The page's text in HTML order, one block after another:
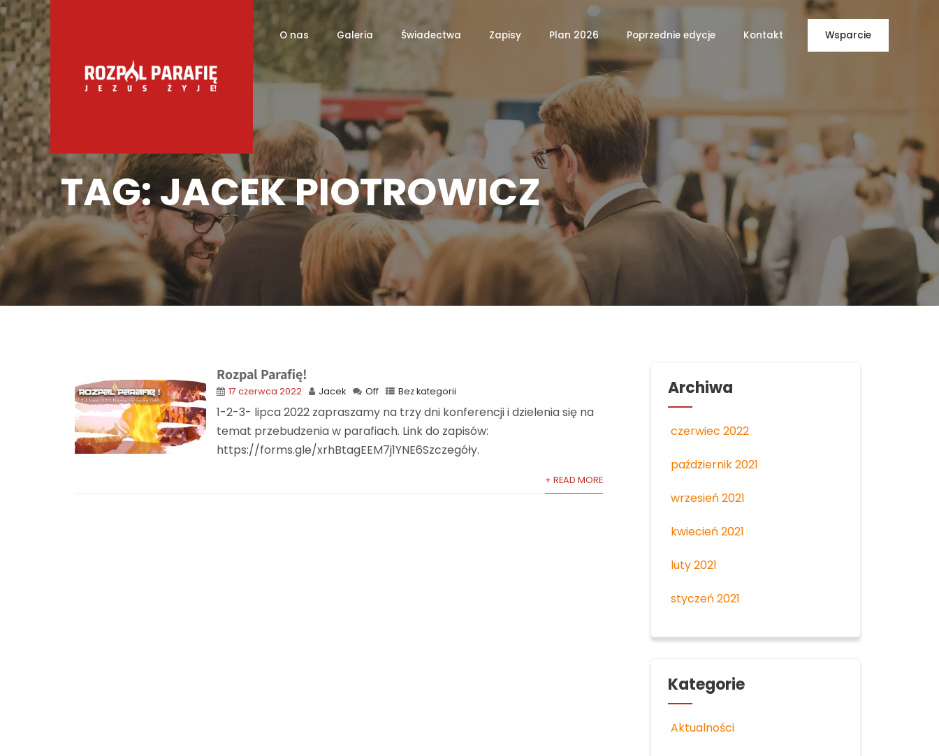
O nas Galeria Świadectwa Zapisy Plan 2026 Poprzednie edycje Kontakt Wsparcie
TAG:JACEK PIOTROWICZ
Rozpal Parafię!
17 czerwca 2022 Jacek Off Bez kategorii
1-2-3- lipca 2022 zapraszamy na trzy dni konferencji i dzielenia się na
temat przebudzenia w parafiach. Link do zapisów:
https://forms.gle/xrhBtagEEM7j1YNE6Szczegóły.
+ READ MORE
Archiwa
czerwiec 2022
październik 2021
wrzesień 2021
kwiecień 2021
luty 2021
styczeń 2021
Kategorie
Aktualności